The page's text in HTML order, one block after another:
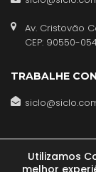
Av. Cristovão
CEP: 90550-
TRABALHE
Utilizamos
melhor